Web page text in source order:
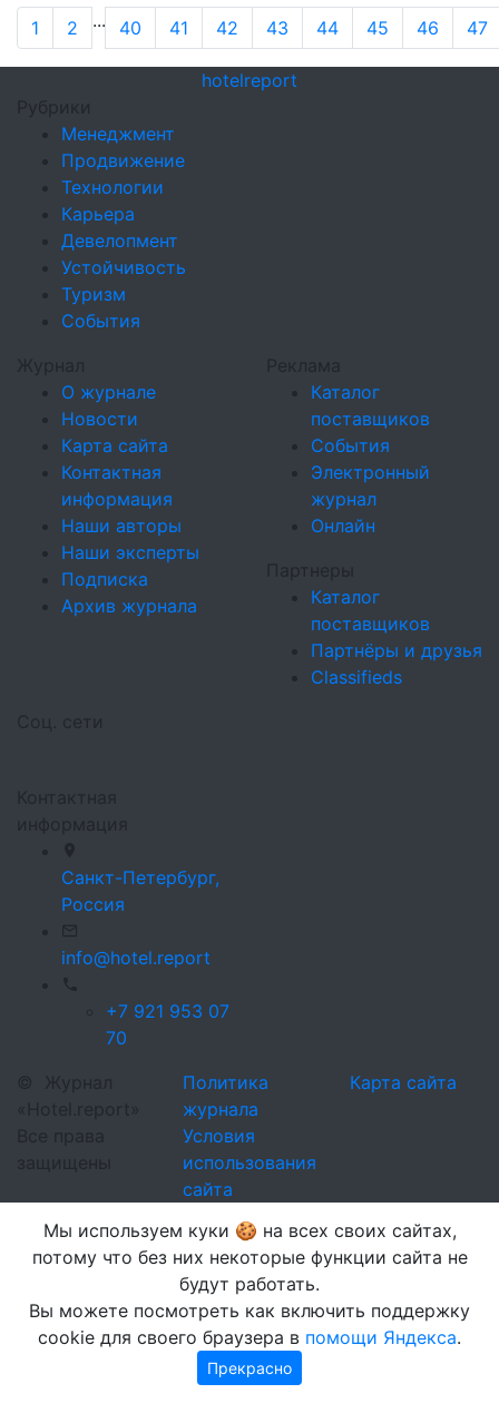
1 2 ... 40 41 42 43 44 45 46 47
hotelreport
Рубрики
Менеджмент
Продвижение
Технологии
Карьера
Девелопмент
Устойчивость
Туризм
События
Журнал
О журнале
Новости
Карта сайта
Контактная
информация
Наши авторы
Наши эксперты
Подписка
Архив журнала
Реклама
Каталог
поставщиков
События
Электронный
журнал
Онлайн
Партнеры
Каталог
поставщиков
Партнёры и друзья
Classifieds
Соц. сети
Контактная
информация
Санкт-Петербург,
Россия
info@hotel.report
+7 921 953 07
70
©
Журнал
«Hotel.report»
Все права
защищены
Политика
журнала
Условия
использования
сайта
Карта сайта
Мы используем куки 🍪 на всех своих сайтах,
потому что без них некоторые функции сайта не
будут работать.
Вы можете посмотреть как включить поддержку
cookie для своего браузера в помощи Яндекса.
Прекрасно